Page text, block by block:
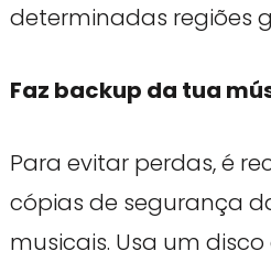
determinadas regiões
Faz backup da tua
Para evitar perdas, é
cópias de segurança
musicais. Usa um